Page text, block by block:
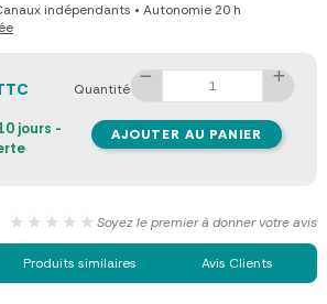
indépendants • Autonomie 20 h
jours -
Quantité
AJOUTER AU PANIER
★★★★★ Soyez le premier à donner votre avis
Produits similaires Avis Clients